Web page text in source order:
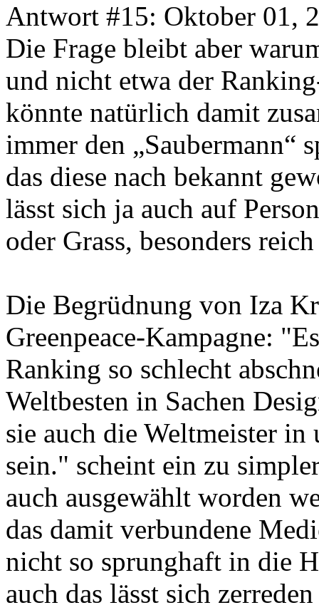
Antwort #15: Oktober 01,
Die Frage bleibt aber
und nicht etwa der
könnte natürlich damit
immer den „Saubermann“
das diese nach bekannt
lässt sich ja auch auf
oder Grass, besonders
Die Begrüdnung von Iza
Greenpeace-Kampagne:
Ranking so schlecht
Weltbesten in Sachen
sie auch die Weltmeister
sein." scheint ein zu
auch ausgewählt worden
das damit verbundene
nicht so sprunghaft in die
auch das lässt sich